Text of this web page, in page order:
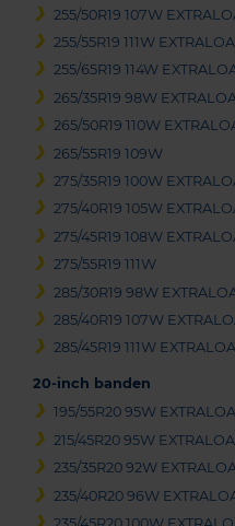
255/50R19 107W
255/55R19 111W
255/65R19 114W
265/35R19 98W
265/50R19 110W
265/55R19 109W
275/35R19 100W
275/40R19 105W
275/45R19 108W
275/55R19 111W
285/30R19 98W
285/40R19 107W
285/45R19 111W
20-inch banden
195/55R20 95W
215/45R20 95W
235/35R20 92W
235/40R20 96W